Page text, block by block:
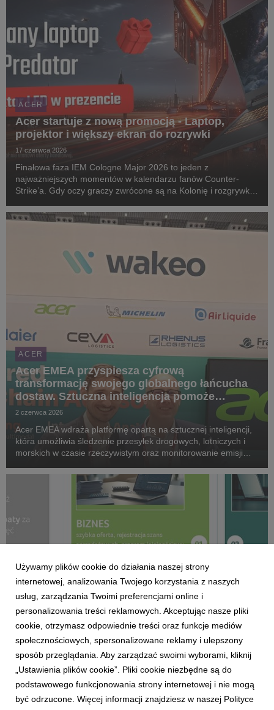
ACER
Acer startuje z nową promocją - Laptop,
projektor i większy ekran do rozrywki
17 czerwca 2026
Finałowa faza IEM Cologne Major 2026 to jeden z
najważniejszych momentów w kalendarzu fanów Counter-
Strike’a. Gdy oczy graczy zwrócone są na Kolonię i rozgrywki
muszą kończyć się na oglądaniu transmisji. W nowej p...
ACER
Acer EMEA przyspiesza cyfrową
transformację swojego globalnego łańcucha
dostaw. Sztuczna inteligencja pomoże
ulepszyć pracę sieci logistycznej
2 czerwca 2026
Acer EMEA wdraża platformę opartą na sztucznej inteligencji,
która umożliwia śledzenie przesyłek drogowych, lotniczych i
morskich w czasie rzeczywistym oraz monitorowanie emisji
ACER
Acer for Business przyspiesza cykl sprzedaży
2 czerwca 2026
Rusza nowy portal dla partnerów handlowych – inteligentna
platforma cyfrowa, która upraszcza operacje i pozwala
Używamy plików cookie do działania naszej strony
internetowej, analizowania Twojego korzystania z naszych
usług, zarządzania Twoimi preferencjami online i
personalizowania treści reklamowych. Akceptując nasze pliki
cookie, otrzymasz odpowiednie treści oraz funkcje mediów
społecznościowych, spersonalizowane reklamy i ulepszony
sposób przeglądania. Aby zarządzać swoimi wyborami, kliknij
„Ustawienia plików cookie”. Pliki cookie niezbędne są do
podstawowego funkcjonowania strony internetowej i nie mogą
być odrzucone. Więcej informacji znajdziesz w naszej Polityce